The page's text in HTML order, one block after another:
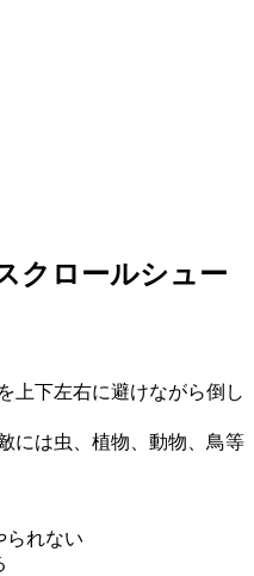
クロールシュー
上下左右に避けながら倒し
には虫、植物、動物、鳥等
られない